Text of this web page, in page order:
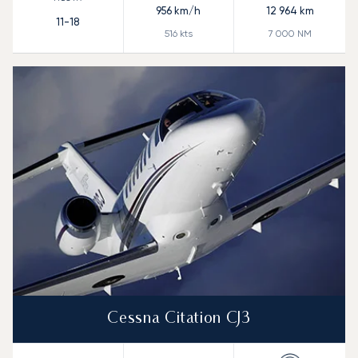
11-18
956 km/h
516kts
12 964 km
7 000 NM
Cessna Citation CJ3